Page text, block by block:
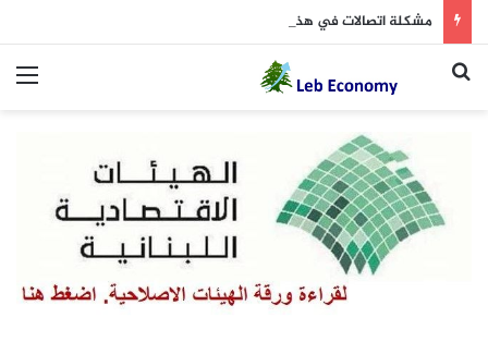
مشكلة اتصالات في هذه المنطقة… ومناشدات
بحث عن